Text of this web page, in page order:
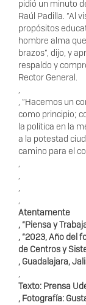
pidió un minuto
Raúl Padilla. “Al
propósitos
hombre alma
brazos”, dijo, y
respaldo y
Rector General.
,
, “Hacemos un
como principio;
la política en la
a la potestad
camino para el
,
,
,
,
Atentamente
, “Piensa y
, “2023, Año del
de Centros y
, Guadalajara,
,
Texto: Prensa
, Fotografía: